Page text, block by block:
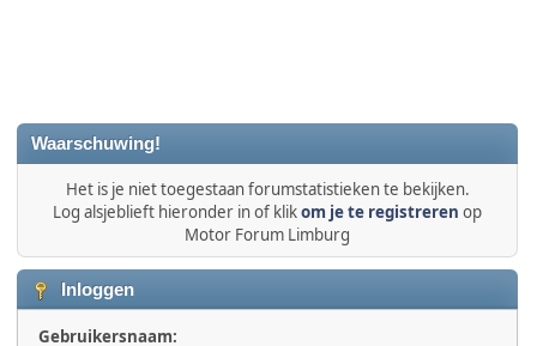
Waarschuwing!
Het is je niet toegestaan forumstatistieken te bekijken.
Log alsjeblieft hieronder in of klikom je te registreren op
Motor Forum Limburg
Inloggen
Gebruikersnaam: